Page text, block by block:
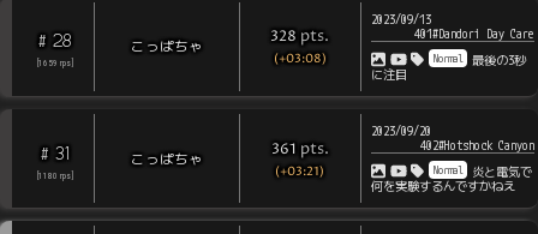
# 28
1659 rps
こっぱちゃ 328 pts.
(+03:08)
2023/09/13
401#Dandori Day Care
Normal
最後の3秒
に注目
# 31
1180 rps
こっぱちゃ 361 pts.
(+03:21)
2023/09/20
402#Hotshock Canyon
Normal
炎と電気で
何を実験するんですかねえ